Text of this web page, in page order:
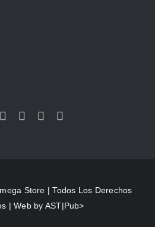
Store | Todos Los Derechos
| Web by AST|Pub>